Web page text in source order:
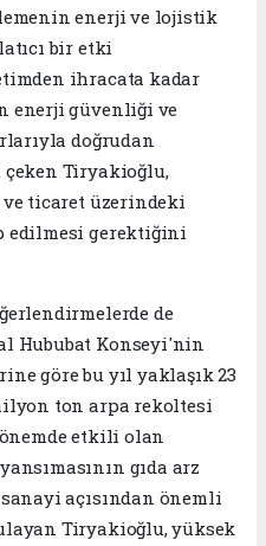
enerji ve lojistik
bir etki
ihracata kadar
enerji güvenliği ve
doğrudan
çeken Tiryakioğlu,
ticaret üzerindeki
gerektiğini
de
Hububat Konseyi'nin
göre bu yıl yaklaşık 23
ton arpa rekoltesi
etkili olan
gıda arz
açısından önemli
Tiryakioğlu, yüksek